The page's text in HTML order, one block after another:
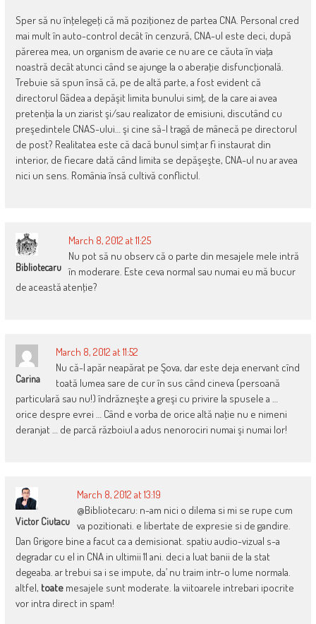
Sper să nu înţelegeţi că mă poziţionez de partea CNA. Personal cred
mai mult în auto-control decât în cenzură, CNA-ul este deci, după
părerea mea, un organism de avarie ce nu are ce căuta în viaţa
noastră decât atunci când se ajunge la o aberaţie disfuncţională.
Trebuie să spun însă că, pe de altă parte, a fost evident că
directorul Gâdea a depăşit limita bunului simţ, de la care ai avea
pretenţia la un ziarist şi/sau realizator de emisiuni, discutând cu
preşedintele CNAS-ului… şi cine să-l tragă de mânecă pe directorul
de post? Realitatea este că dacă bunul simţ ar fi instaurat din
interior, de fiecare dată când limita se depăşeşte, CNA-ul nu ar avea
nici un sens. România însă cultivă conflictul.
Bibliotecaru
March 8, 2012 at 11:25
Nu pot să nu observ că o parte din mesajele mele intră
în moderare. Este ceva normal sau numai eu mă bucur
de această atenţie?
Carina
March 8, 2012 at 11:52
Nu că-l apăr neapărat pe Şova, dar este deja enervant cînd
toată lumea sare de cur în sus când cineva (persoană
particulară sau nu!) îndrăzneşte a greşi cu privire la spusele a …
orice despre evrei … Când e vorba de orice altă naţie nu e nimeni
deranjat … de parcă războiul a adus nenorociri numai şi numai lor!
Victor Ciutacu
March 8, 2012 at 13:19
@Bibliotecaru: n-am nici o dilema si mi se rupe cum
va pozitionati. e libertate de expresie si de gandire.
Dan Grigore bine a facut ca a demisionat. spatiu audio-vizual s-a
degradar cu el in CNA in ultimii 11 ani. deci a luat banii de la stat
degeaba. ar trebui sa i se impute, da’ nu traim intr-o lume normala.
altfel, toatemesajele sunt moderate. la viitoarele intrebari ipocrite
vor intra direct in spam!